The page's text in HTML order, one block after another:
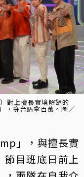
對上擅長實境解謎的
，拚台語拿百萬。圖／
」，與擅長實
節目班底日前上